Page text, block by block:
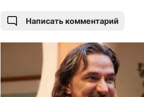
Написать комментарий